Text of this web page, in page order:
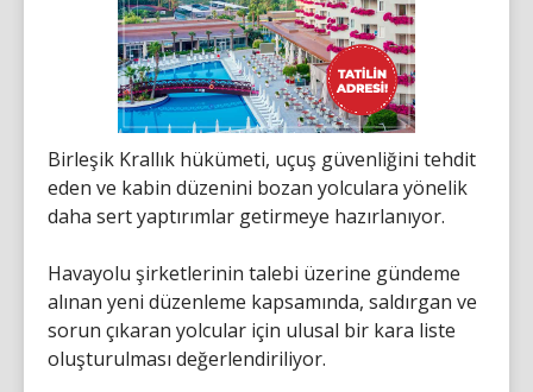
Birleşik Krallık hükümeti, uçuş güvenliğini tehdit
eden ve kabin düzenini bozan yolculara yönelik
daha sert yaptırımlar getirmeye hazırlanıyor.
Havayolu şirketlerinin talebi üzerine gündeme
alınan yeni düzenleme kapsamında, saldırgan ve
sorun çıkaran yolcular için ulusal bir kara liste
oluşturulması değerlendiriliyor.